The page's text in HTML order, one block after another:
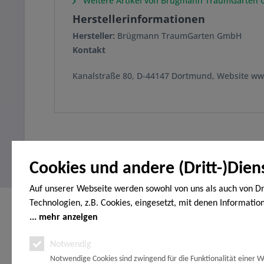
Cookies und andere (Dritt-
Auf unserer Webseite werden sowohl von uns als auch von
Technologien, z.B. Cookies, eingesetzt, mit denen
Endgerät gespeichert und/oder von Ihrem Endgerät
Analyse-, Marketing- und Statistik-Cookies. Bei den
handelt es sich um solche, die technisch notwendig sind, um
mehr anzeigen
Notwendig
Notwendige Cookies sind zwingend für die Funktionalität einer
Herstellerinformationen
Hersteller: Brügmann TraumGarten GmbH
Kontakt
Kanalstraße 80, D-44147 Dortmund, Website
Service Hotline
unter: